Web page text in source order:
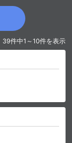
39件中1～10件を表示